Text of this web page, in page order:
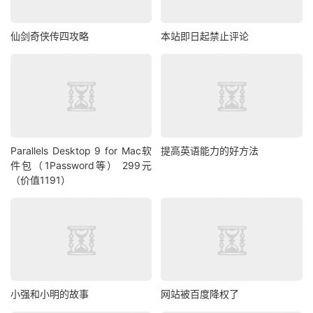
仙剑奇侠传四攻略 本站即日起禁止评论
Parallels Desktop 9 for Mac软
件包（1Password等） 299元
（价值1191）
提高英语能力的好方法
小强和小明的故事 网站被百度降权了